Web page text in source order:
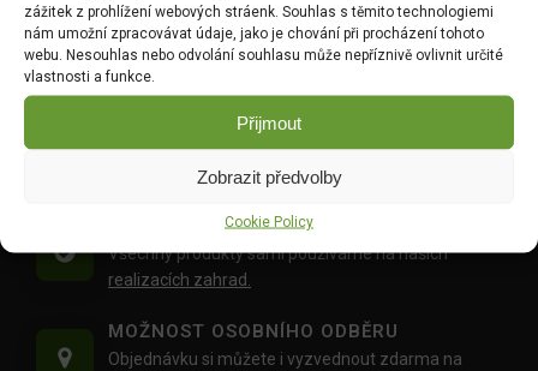
zážitek z prohlížení webových stráenk. Souhlas s těmito technologiemi
nám umožní zpracovávat údaje, jako je chování při procházení tohoto
webu. Nesouhlas nebo odvolání souhlasu může nepříznivě ovlivnit určité
vlastnosti a funkce.
Přijmout
Zobrazit předvolby
Cookie Policy
DOPRAVA ZDARMA OD 1500 KČ
Doprava objednávekod 1500 Kč,kterénepřesahují
30 Kg,je zdarma.
OVĚŘENÉ PRODUKTY
Všechny produkty sami používáme na našich
realizacích zahrad.
MOŽNOST OSOBNÍHO ODBĚRU
Objednávku si můžete i vyzvednout zdarma na